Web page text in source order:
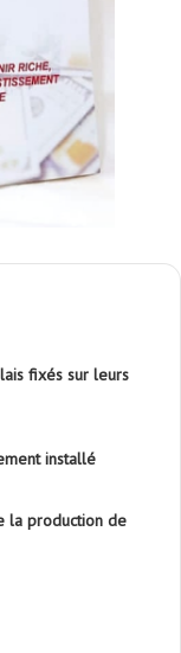
fixés sur leurs
installé
la production de